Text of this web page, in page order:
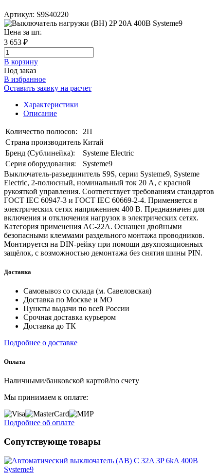
Артикул: S9S40220
Цена за шт.
3 653 ₽
В корзинy
Под заказ
В избранное
Оставить заявку на расчет
Характеристики
Описание
Количество полюсов:
2П
Страна производитель Китай
Бренд (Сублинейка):
Systeme Electric
Серия оборудования:
Systeme9
Выключатель-разъединитель S9S, серии Systeme9, Systeme
Electric, 2-полюсный, номинальный ток 20 А, с красной
рукояткой управления. Соответствует требованиям стандартов
ГОСТ IEC 60947-3 и ГОСТ IEC 60669-2-4. Применяется в
электрических сетях напряжением 400 В. Предназначен для
включения и отключения нагрузок в электрических сетях.
Категория применения AC-22A. Оснащен двойными
безопасными клеммами раздельного монтажа проводников.
Монтируется на DIN-рейку при помощи двухпозиционных
защёлок, с возможностью демонтажа без снятия шины PIN.
Доставка
Самовывоз со склада (м. Савеловская)
Доставка по Москве и МО
Пункты выдачи по всей России
Срочная доставка курьером
Доставка до ТК
Подробнее о доставке
Оплата
Наличными/банковской картой/по счету
Мы принимаем к оплате:
Подробнее об оплате
Сопутствующе товары